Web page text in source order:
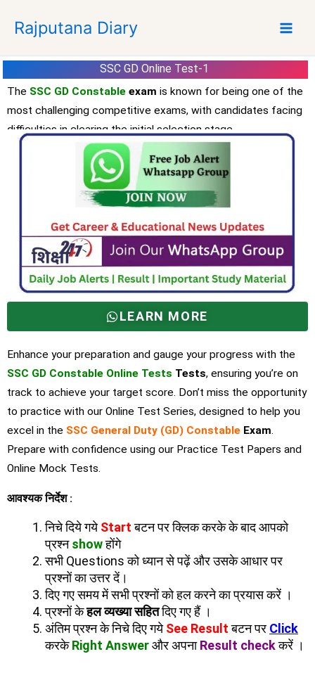
p
Rajputana Diary
SSC GD Online Test-1
The SSC GD Constable exam is known for being one of the
most challenging competitive exams, with candidates facing
difficulties in clearing the initial selection stage.
LEARN MORE
Enhance your preparation and gauge your progress with the
SSC GD Constable Online Tests Tests, ensuring you’re on
track to achieve your target score. Don’t miss the opportunity
to practice with our Online Test Series, designed to help you
excel in the SSC General Duty (GD) Constable Exam.
Prepare with confidence using our Practice Test Papers and
Online Mock Tests.
आवश्यक निर्देश :
निचे दिये गयेStartबटन पर क्लिक करके के बाद आपको
प्रश्नshowहोंगे
सभी Questions को ध्यान से पढ़ें और उसके आधार पर
प्रश्नों का उत्तर दें।
दिए गए समय में सभी प्रश्नों को हल करने का प्रयास करें ।
प्रश्नों केहल व्यख्या सहितदिए गए हैं ।
अंतिम प्रश्न के निचे दिए गयेSee Resultबटन पर Click
करकेRight Answerऔर अपनाResult checkकरें ।